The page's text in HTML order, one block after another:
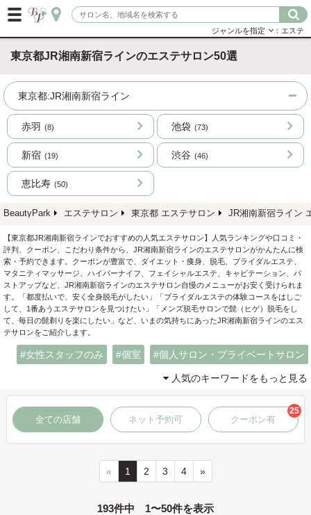
ジャンルを指定 ：エステ
東京都JR湘南新宿ラインのエステサロン50選
東京都:JR湘南新宿ライン
赤羽 (8) 池袋 (73)
新宿 (19) 渋谷 (46)
恵比寿 (50)
BeautyPark エステサロン 東京都 エステサロン JR湘南新宿ライン
【東京都JR湘南新宿ラインでおすすめの人気エステサロン】人気ランキングや口コミ・
評判、クーポン、こだわり条件から、JR湘南新宿ラインのエステサロンがかんたんに検
索・予約できます。クーポンが豊富で、ダイエット・痩身、脱毛、ブライダルエステ、
マタニティマッサージ、ハイパーナイフ、フェイシャルエステ、キャビテーション、バ
ストアップなど、JR湘南新宿ラインのエステサロン自慢のメニューがお安く受けられま
す。「都度払いで、安く全身脱毛がしたい」「ブライダルエステの体験コースをはしご
して、1番あうエステサロンを見つけたい」「メンズ脱毛サロンで髭（ヒゲ）脱毛をし
て、毎日の髭剃りを楽にしたい」など、いまの気持ちにあったJR湘南新宿ラインのエス
テサロンをご紹介します。
女性スタッフのみ 個室 個人サロン・プライベートサロン
人気のキーワードをもっと見る
全ての店舗 ネット予約可 クーポン有
25
« 1 2 3 4 »
193件中 1〜50件を表示